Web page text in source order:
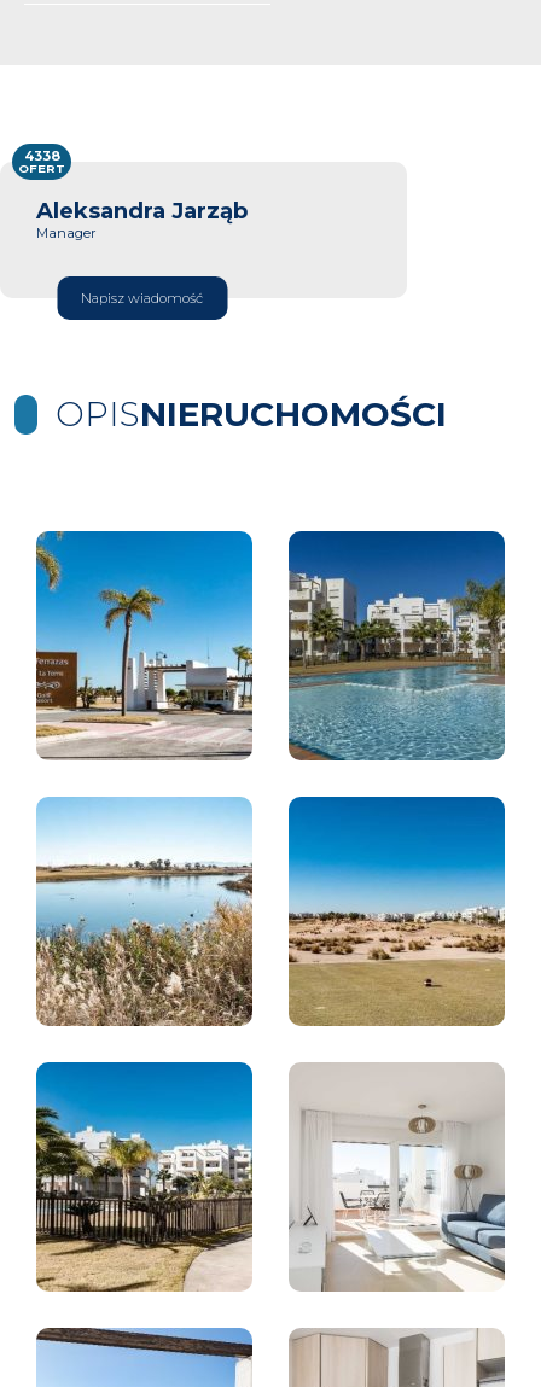
Aleksandra Jarząb
Manager
Napisz wiadomość
4338
OFERT
OPISNIERUCHOMOŚCI